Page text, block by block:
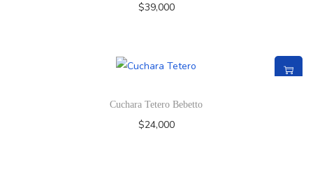
$39,000
Cuchara Tetero Bebetto
$24,000